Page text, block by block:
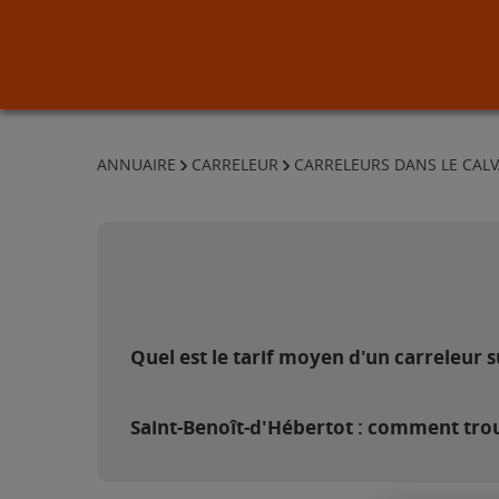
ANNUAIRE CARRELEUR CARRELEURS DANS LE
Quel est le tarif moyen d'un carreleur
Saint-Benoît-d'Hébertot : comment